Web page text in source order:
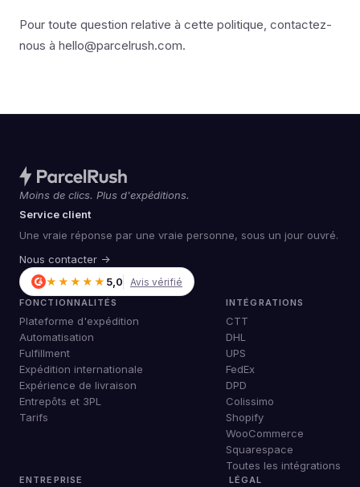
Pour toute question relative à cette politique, contactez-
nous à hello@parcelrush.com.
Moins de clics. Plus d'expéditions.
Service client
Une vraie réponse par une vraie personne, sous un jour ouvré.
Nous contacter →
★★★★★ 5,0 Avis vérifié
FONCTIONNALITÉS
Plateforme d'expédition
Automatisation
Fulfillment
Expédition internationale
Expérience de livraison
Entrepôts et 3PL
Tarifs
INTÉGRATIONS
CTT
DHL
UPS
FedEx
DPD
Colissimo
Shopify
WooCommerce
Squarespace
Toutes les intégrations
ENTREPRISE LÉGAL